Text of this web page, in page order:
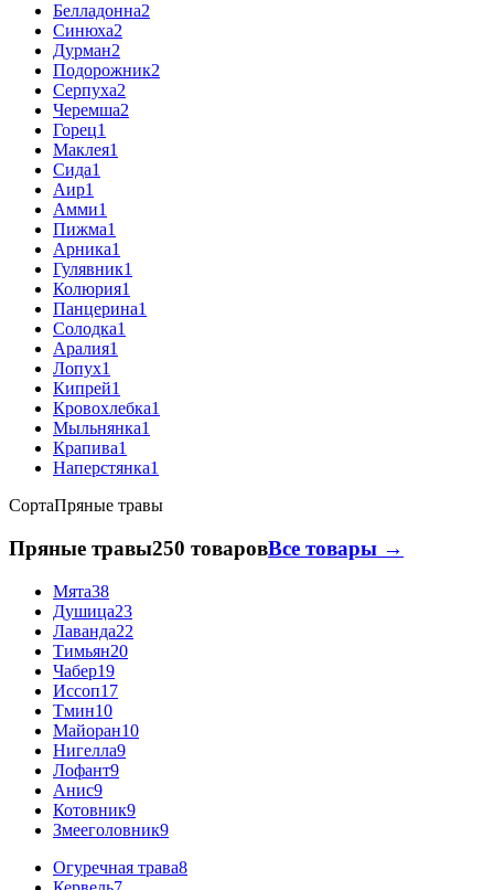
Белладонна2
Синюха2
Дурман2
Подорожник2
Серпуха2
Черемша2
Горец1
Маклея1
Сида1
Аир1
Амми1
Пижма1
Арника1
Гулявник1
Колюрия1
Панцерина1
Солодка1
Аралия1
Лопух1
Кипрей1
Кровохлебка1
Мыльнянка1
Крапива1
Наперстянка1
СортаПряные травы
Пряные травы250 товаровВсе товары →
Мята38
Душица23
Лаванда22
Тимьян20
Чабер19
Иссоп17
Тмин10
Майоран10
Нигелла9
Лофант9
Анис9
Котовник9
Змееголовник9
Огуречная трава8